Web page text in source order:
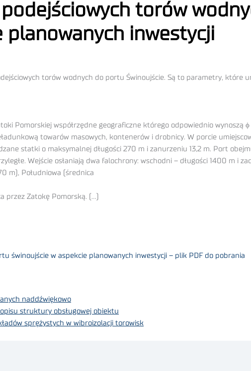
torów
planowanych inwestycji
torów wodnych do portu Świnoujście. Są to parametry, które
Pomorskiej współrzędne geograficzne którego odpowiednio wynoszą ϕ
towarów masowych, kontenerów i drobnicy. W porcie
statki o maksymalnej długości 270 m i zanurzeniu 13,2 m. Port
Wejście osłaniają dwa falochrony: wschodni – długości 1400 m i
m), Południowa (średnica
przez Zatokę Pomorską. (…)
świnoujście w aspekcie planowanych inwestycji – plik PDF do pobrania
naddźwiękowo
struktury obsługowej obiektu
sprężystych w wibroizolacji torowisk